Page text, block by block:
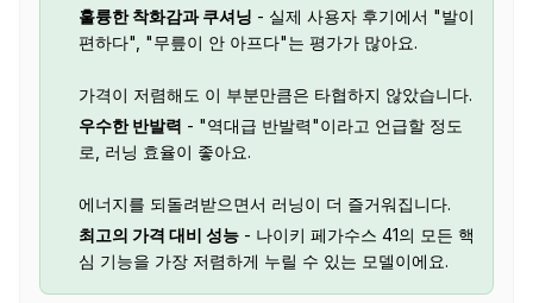
훌륭한 착화감과 쿠셔닝 - 실제 사용자 후기에서 "발이
편하다", "무릎이 안 아프다"는 평가가 많아요.
가격이 저렴해도 이 부분만큼은 타협하지 않았습니다.
우수한 반발력 - "역대급 반발력"이라고 언급할 정도
로, 러닝 효율이 좋아요.
에너지를 되돌려받으면서 러닝이 더 즐거워집니다.
최고의 가격 대비 성능 - 나이키 페가수스 41의 모든 핵
심 기능을 가장 저렴하게 누릴 수 있는 모델이에요.